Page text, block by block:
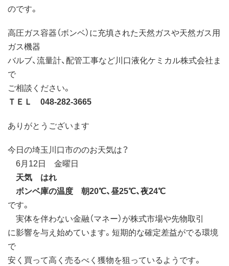
のです。
高圧ガス容器（ボンベ）に充填された天然ガスや天然ガス用
ガス機器
バルブ、流量計、配管工事など川口液化ケミカル株式会社ま
で
ご相談ください。
ＴＥＬ 048-282-3665
ありがとうございます
今日の埼玉川口市ののお天気は？
6月12日 金曜日
天気 はれ
ボンベ庫の温度 朝20℃、昼25℃、夜24℃
です。
実体を伴わない金融（マネー）が株式市場や先物取引
に影響を与え始めています。短期的な確定差益がでる環境
で
安く買って高く売るべく獲物を狙っているようです。